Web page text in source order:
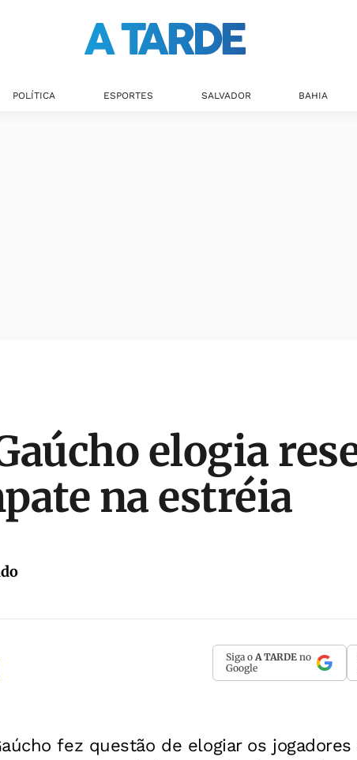
POLÍTICA ESPORTES SALVADOR BAHIA
elogia
na estréia
Siga o A TARDE no
Google
fez questão de elogiar os